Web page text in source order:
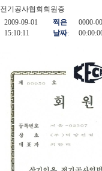
전기공사협회회원증
2009-09-01
15:10:11
찍은
날짜:
0000-